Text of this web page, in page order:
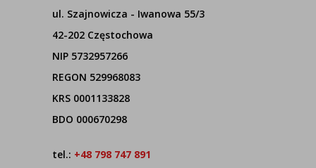
ul. Szajnowicza - Iwanowa 55/3
42-202 Częstochowa
NIP 5732957266
REGON 529968083
KRS 0001133828
BDO 000670298
tel.: +48 798 747 891